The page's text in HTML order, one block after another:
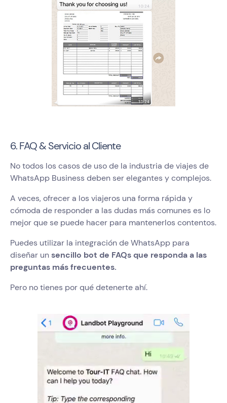
6. FAQ & Servicio al Cliente
No todos los casos de uso de la industria de viajes de
WhatsApp Business deben ser elegantes y complejos.
A veces, ofrecer a los viajeros una forma rápida y
cómoda de responder a las dudas más comunes es lo
mejor que se puede hacer para mantenerlos contentos.
Puedes utilizar la integración de WhatsApp para
diseñar unsencillo bot de FAQs que responda a las
preguntas más frecuentes.
Pero no tienes por qué detenerte ahí.